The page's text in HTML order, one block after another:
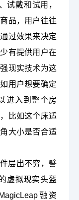
试戴和试用，
品，用户往往
过效果来决定
有提供用户在
现实技术为这
用户想要确定
进入到整个房
比如这个床适
大小是否合适
层出不穷，譬
虚拟现实头盔
MagicLeap融资